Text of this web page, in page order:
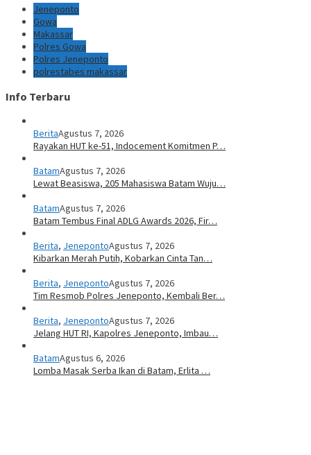
Jeneponto
Gowa
Makassar
Polres Gowa
Polres Jeneponto
polrestabes makassar
Info Terbaru
BeritaAgustus 7, 2026
Rayakan HUT ke-51, Indocement Komitmen P…
BatamAgustus 7, 2026
Lewat Beasiswa, 205 Mahasiswa Batam Wuju…
BatamAgustus 7, 2026
Batam Tembus Final ADLG Awards 2026, Fir…
Berita, JenepontoAgustus 7, 2026
Kibarkan Merah Putih, Kobarkan Cinta Tan…
Berita, JenepontoAgustus 7, 2026
Tim Resmob Polres Jeneponto, Kembali Ber…
Berita, JenepontoAgustus 7, 2026
Jelang HUT RI, Kapolres Jeneponto, Imbau…
BatamAgustus 6, 2026
Lomba Masak Serba Ikan di Batam, Erlita …